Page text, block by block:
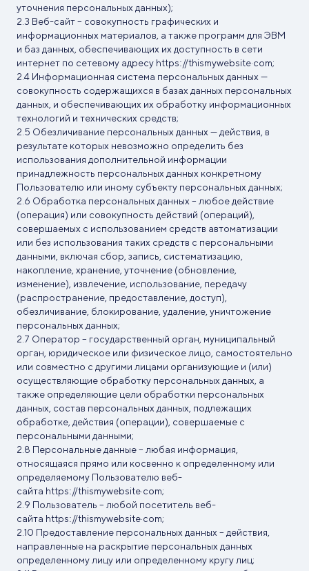
уточнения персональных данных);
Веб-сайт – совокупность графических и
информационных материалов, а также программ для ЭВМ
и баз данных, обеспечивающих их доступность в сети
интернет по сетевому адресу httpsː//thismywebsite·com;
Информационная система персональных данных —
совокупность содержащихся в базах данных персональных
данных, и обеспечивающих их обработку информационных
технологий и технических средств;
Обезличивание персональных данных — действия, в
результате которых невозможно определить без
использования дополнительной информации
принадлежность персональных данных конкретному
Пользователю или иному субъекту персональных данных;
Обработка персональных данных – любое действие
(операция) или совокупность действий (операций),
совершаемых с использованием средств автоматизации
или без использования таких средств с персональными
данными, включая сбор, запись, систематизацию,
накопление, хранение, уточнение (обновление,
изменение), извлечение, использование, передачу
(распространение, предоставление, доступ),
обезличивание, блокирование, удаление, уничтожение
персональных данных;
Оператор – государственный орган, муниципальный
орган, юридическое или физическое лицо, самостоятельно
или совместно с другими лицами организующие и (или)
осуществляющие обработку персональных данных, а
также определяющие цели обработки персональных
данных, состав персональных данных, подлежащих
обработке, действия (операции), совершаемые с
персональными данными;
Персональные данные – любая информация,
относящаяся прямо или косвенно к определенному или
определяемому Пользователю веб-
сайта httpsː//thismywebsite·com;
Пользователь – любой посетитель веб-
сайта httpsː//thismywebsite·com;
Предоставление персональных данных – действия,
направленные на раскрытие персональных данных
определенному лицу или определенному кругу лиц;